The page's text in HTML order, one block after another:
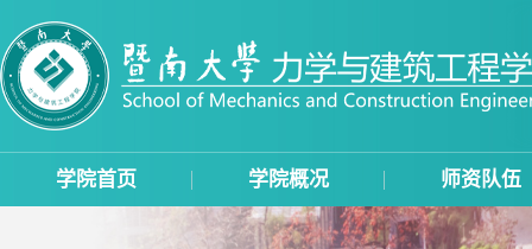
学院首页 学院概况 师资队伍